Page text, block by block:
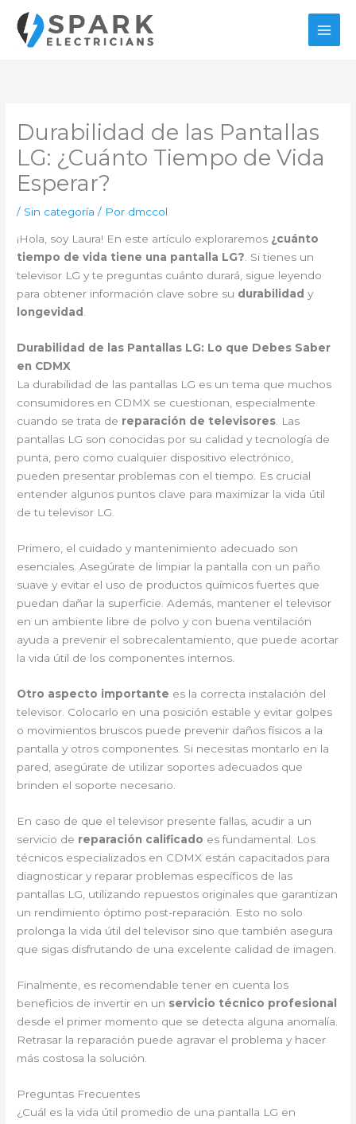
contenido
Durabilidad de las Pantallas
LG: ¿Cuánto Tiempo de Vida
Esperar?
/ Sin categoría / Por dmccol
¡Hola, soy Laura! En este artículo exploraremos ¿cuánto
tiempo de vida tiene una pantalla LG?. Si tienes un
televisor LG y te preguntas cuánto durará, sigue leyendo
para obtener información clave sobre su durabilidad y
longevidad .
Durabilidad de las Pantallas LG: Lo que Debes Saber
en CDMX
La durabilidad de las pantallas LG es un tema que muchos
consumidores en CDMX se cuestionan, especialmente
cuando se trata de reparación de televisores . Las
pantallas LG son conocidas por su calidad y tecnología de
punta, pero como cualquier dispositivo electrónico,
pueden presentar problemas con el tiempo. Es crucial
entender algunos puntos clave para maximizar la vida útil
de tu televisor LG.
Primero, el cuidado y mantenimiento adecuado son
esenciales. Asegúrate de limpiar la pantalla con un paño
suave y evitar el uso de productos químicos fuertes que
puedan dañar la superficie. Además, mantener el televisor
en un ambiente libre de polvo y con buena ventilación
ayuda a prevenir el sobrecalentamiento, que puede acortar
la vida útil de los componentes internos.
Otro aspecto importante es la correcta instalación del
televisor. Colocarlo en una posición estable y evitar golpes
o movimientos bruscos puede prevenir daños físicos a la
pantalla y otros componentes. Si necesitas montarlo en la
pared, asegúrate de utilizar soportes adecuados que
brinden el soporte necesario.
En caso de que el televisor presente fallas, acudir a un
servicio de reparación calificado es fundamental. Los
técnicos especializados en CDMX están capacitados para
diagnosticar y reparar problemas específicos de las
pantallas LG, utilizando repuestos originales que garantizan
un rendimiento óptimo post-reparación. Esto no solo
prolonga la vida útil del televisor sino que también asegura
que sigas disfrutando de una excelente calidad de imagen.
Finalmente, es recomendable tener en cuenta los
beneficios de invertir en un servicio técnico profesional
desde el primer momento que se detecta alguna anomalía.
Retrasar la reparación puede agravar el problema y hacer
más costosa la solución.
Preguntas Frecuentes
¿Cuál es la vida útil promedio de una pantalla LG en